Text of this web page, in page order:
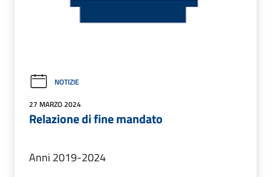
NOTIZIE
27 MARZO 2024
Relazione di fine mandato
Anni 2019-2024